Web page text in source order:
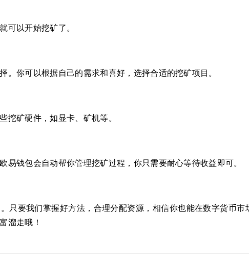
可以开始挖矿了。
。你可以根据自己的需求和喜好，选择合适的挖矿项目。
挖矿硬件，如显卡、矿机等。
易钱包会自动帮你管理挖矿过程，你只需要耐心等待收益即可。
只要我们掌握好方法，合理分配资源，相信你也能在数字货币市
溜走哦！